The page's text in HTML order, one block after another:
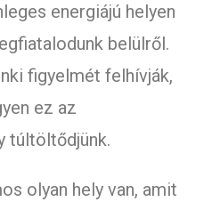
energiájú helyen
belülről.
figyelmét felhívják,
ez az
túltöltődjünk.
olyan hely van, amit